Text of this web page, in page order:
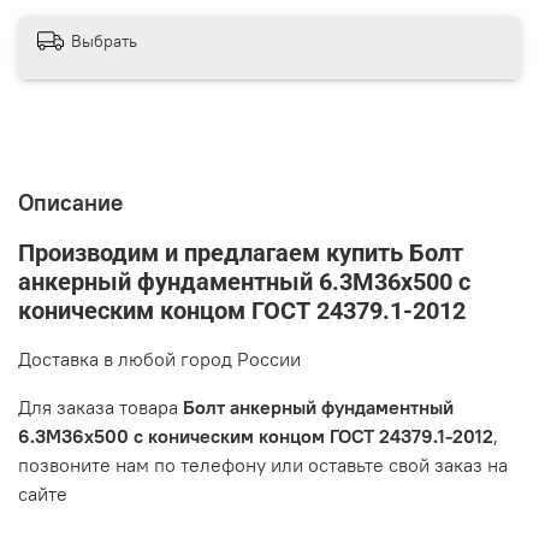
Выбрать
Описание
Производим и предлагаем купить Болт
анкерный фундаментный 6.3М36х500 с
коническим концом ГОСТ 24379.1-2012
Доставка в любой город России
Для заказа товара Болт анкерный фундаментный
6.3М36х500 с коническим концом ГОСТ 24379.1-2012,
позвоните нам по телефону или оставьте свой заказ на
сайте